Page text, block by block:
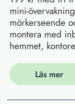
mini-
mörkerseende
montera med
hemmet,
Läs mer